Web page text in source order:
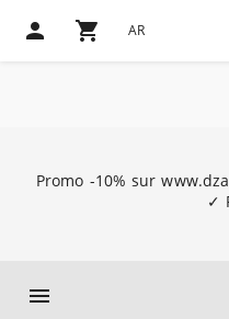
AR
Promo -10% sur